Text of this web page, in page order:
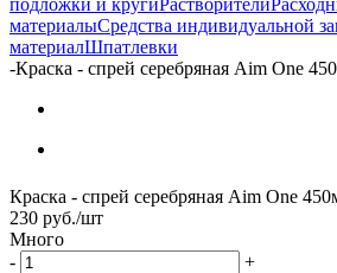
материалыСредства индивидуальной
материалШпатлевки
-Краска - спрей серебряная Aim One
Краска - спрей серебряная Aim One
230 руб./шт
Много
-
+